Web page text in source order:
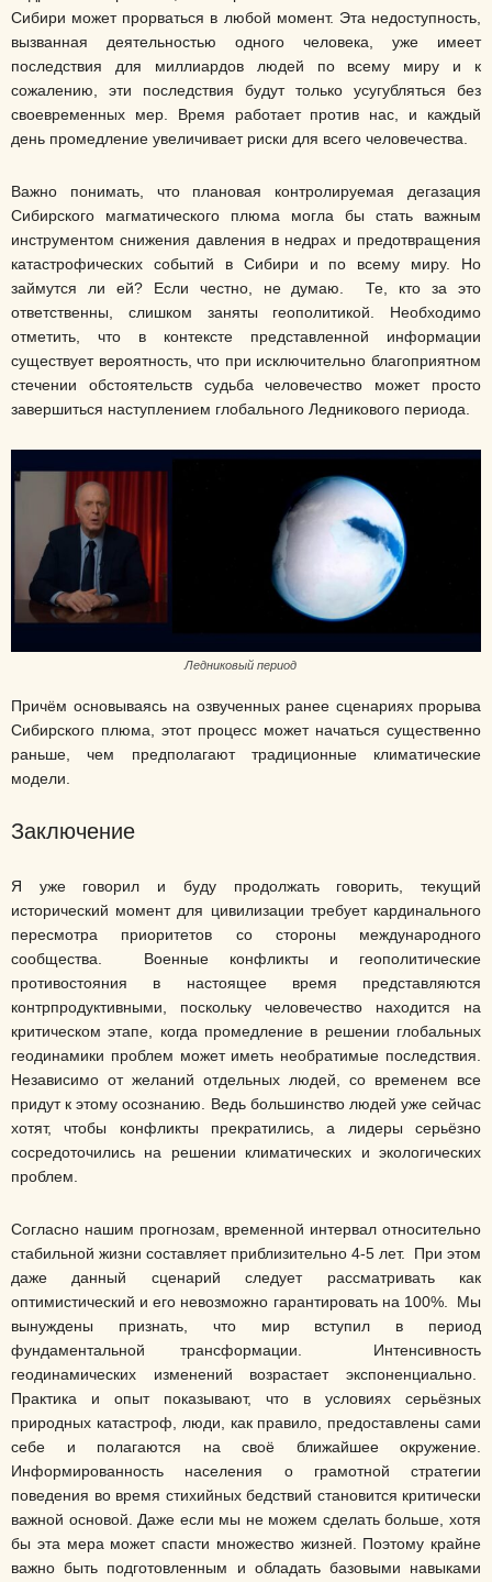
Сибири может прорваться в любой момент. Эта недоступность,
вызванная деятельностью одного человека, уже имеет
последствия для миллиардов людей по всему миру и к
сожалению, эти последствия будут только усугубляться без
своевременных мер. Время работает против нас, и каждый
день промедление увеличивает риски для всего человечества.
Важно понимать, что плановая контролируемая дегазация
Сибирского магматического плюма могла бы стать важным
инструментом снижения давления в недрах и предотвращения
катастрофических событий в Сибири и по всему миру. Но
займутся ли ей? Если честно, не думаю. Те, кто за это
ответственны, слишком заняты геополитикой. Необходимо
отметить, что в контексте представленной информации
существует вероятность, что при исключительно благоприятном
стечении обстоятельств судьба человечество может просто
завершиться наступлением глобального Ледникового периода.
Ледниковый период
Причём основываясь на озвученных ранее сценариях прорыва
Сибирского плюма, этот процесс может начаться существенно
раньше, чем предполагают традиционные климатические
модели.
Заключение
Я уже говорил и буду продолжать говорить, текущий
исторический момент для цивилизации требует кардинального
пересмотра приоритетов со стороны международного
сообщества. Военные конфликты и геополитические
противостояния в настоящее время представляются
контрпродуктивными, поскольку человечество находится на
критическом этапе, когда промедление в решении глобальных
геодинамики проблем может иметь необратимые последствия.
Независимо от желаний отдельных людей, со временем все
придут к этому осознанию. Ведь большинство людей уже сейчас
хотят, чтобы конфликты прекратились, а лидеры серьёзно
сосредоточились на решении климатических и экологических
проблем.
Согласно нашим прогнозам, временной интервал относительно
стабильной жизни составляет приблизительно 4-5 лет. При этом
даже данный сценарий следует рассматривать как
оптимистический и его невозможно гарантировать на 100%. Мы
вынуждены признать, что мир вступил в период
фундаментальной трансформации. Интенсивность
геодинамических изменений возрастает экспоненциально.
Практика и опыт показывают, что в условиях серьёзных
природных катастроф, люди, как правило, предоставлены сами
себе и полагаются на своё ближайшее окружение.
Информированность населения о грамотной стратегии
поведения во время стихийных бедствий становится критически
важной основой. Даже если мы не можем сделать больше, хотя
бы эта мера может спасти множество жизней. Поэтому крайне
важно быть подготовленным и обладать базовыми навыками